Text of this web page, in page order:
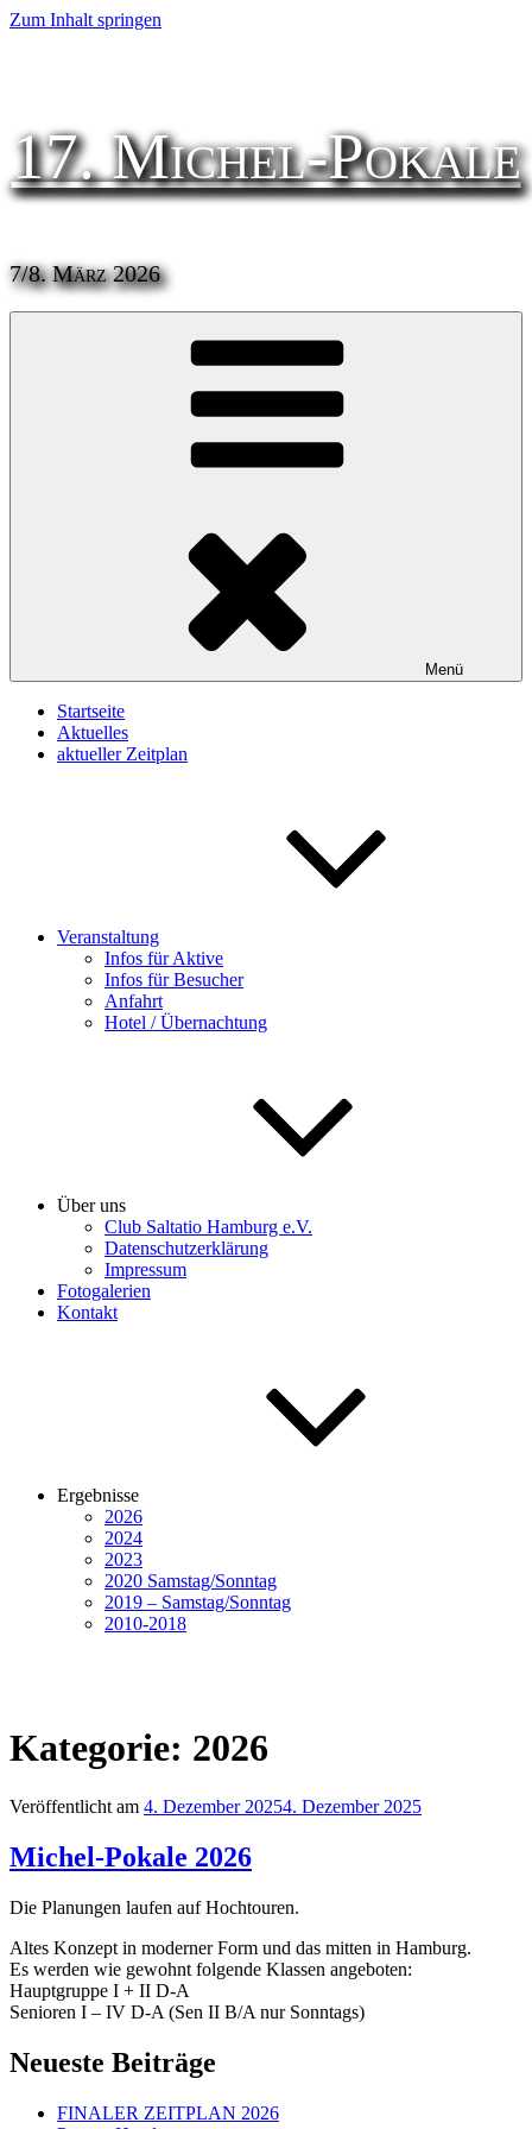
Zum Inhalt springen
17. Michel-Pokale
7/8. März 2026
Menü
Startseite
Aktuelles
aktueller Zeitplan
Veranstaltung
Infos für Aktive
Infos für Besucher
Anfahrt
Hotel / Übernachtung
Über uns
Club Saltatio Hamburg e.V.
Datenschutzerklärung
Impressum
Fotogalerien
Kontakt
Ergebnisse
2026
2024
2023
2020 Samstag/Sonntag
2019 – Samstag/Sonntag
2010-2018
Kategorie: 2026
Veröffentlicht am 4. Dezember 20254. Dezember 2025
Michel-Pokale 2026
Die Planungen laufen auf Hochtouren.
Altes Konzept in moderner Form und das mitten in Hamburg.
Es werden wie gewohnt folgende Klassen angeboten:
Hauptgruppe I + II D-A
Senioren I – IV D-A (Sen II B/A nur Sonntags)
Neueste Beiträge
FINALER ZEITPLAN 2026